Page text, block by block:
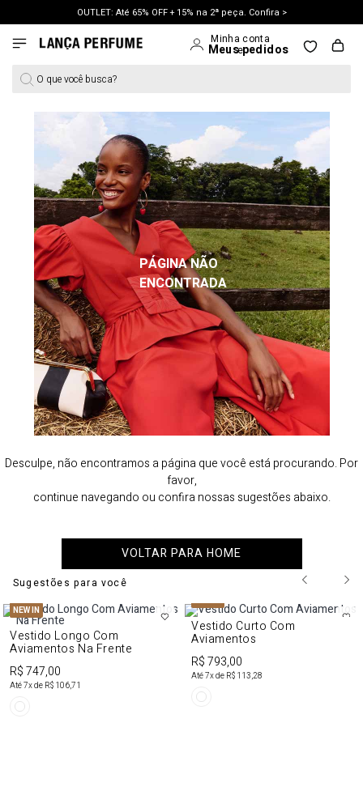
OUTLET: Até 65% OFF + 15% na 2ª peça. Confira >
LANÇAMENTO PRIMAVERA 27. Clique e aproveite.
O que você busca?
PÁGINA NÃO
ENCONTRADA
Desculpe, não encontramos a página que você está procurando. Por
favor,
continue navegando ou confira nossas sugestões abaixo.
VOLTAR PARA HOME
Sugestões para você
NEW IN
Vestido Longo Com
Aviamentos Na Frente
R$ 747,00
Até7x de R$ 106,71
NEW IN
Vestido Curto Com
Aviamentos
R$ 793,00
Até7x de R$ 113,28